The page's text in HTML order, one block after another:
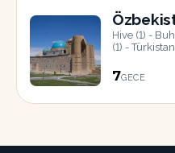
22
Hive (1) -
(1) -
7GECE